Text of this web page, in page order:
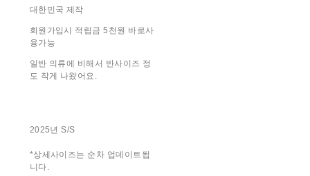
대한민국 제작
회원가입시 적립금 5천원 바로사
용가능
일반 의류에 비해서 반사이즈 정
도 작게 나왔어요.
2025년 S/S
*상세사이즈는 순차 업데이트됩
니다.